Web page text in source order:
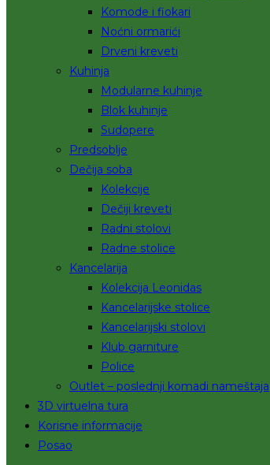
Komode i fiokari
Noćni ormarići
Drveni kreveti
Kuhinja
Modularne kuhinje
Blok kuhinje
Sudopere
Predsoblje
Dečija soba
Kolekcije
Dečiji kreveti
Radni stolovi
Radne stolice
Kancelarija
Kolekcija Leonidas
Kancelarijske stolice
Kancelarijski stolovi
Klub garniture
Police
Outlet – poslednji komadi nameštaja
3D virtuelna tura
Korisne informacije
Posao